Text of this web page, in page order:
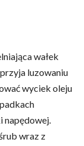
wałek
luzowaniu
wyciek oleju
napędowej.
wraz z